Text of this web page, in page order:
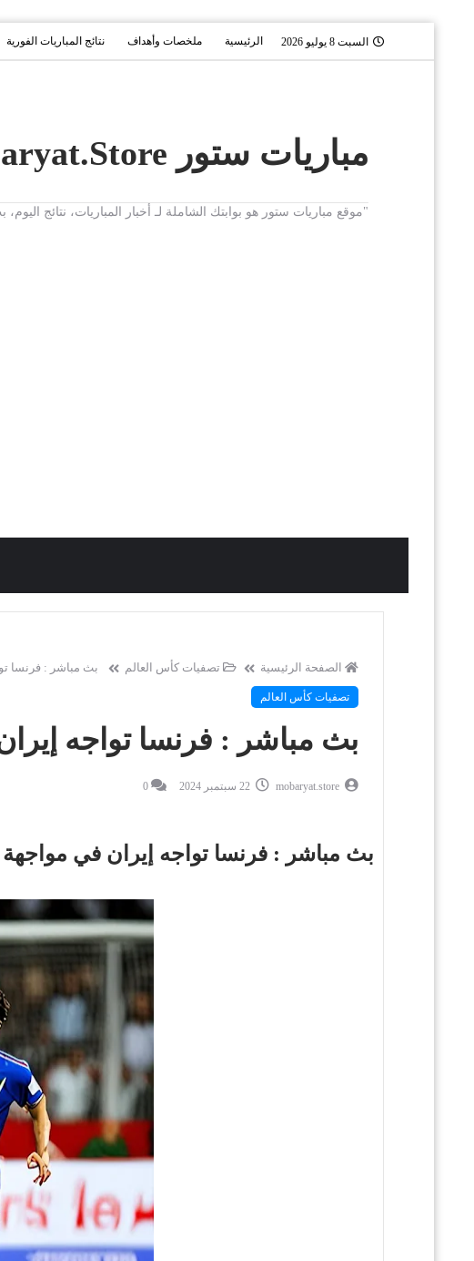
السبت 8 يوليو 2026 الرئيسية ملخصات وأهداف نتائج المباريات الفورية
مباريات ستور Mobaryat.Store
"موقع مباريات ستور هو بوابتك الشاملة لـ أخبار المباريات، نتائج
الصفحة الرئيسية تصفيات كأس العالم بث مباشر : فرنسا
تصفيات كأس العالم
بث مباشر : فرنسا تواجه
mobaryat.store 22 سبتمبر 2024 0
بث مباشر : فرنسا تواجه إيران في